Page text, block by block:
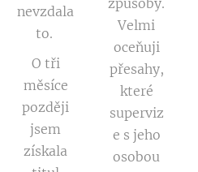
nevzdala
to.
O tři
měsíce
později
jsem
získala
způsoby.
Velmi
oceňuji
přesahy,
které
superviz
e s jeho
osobou